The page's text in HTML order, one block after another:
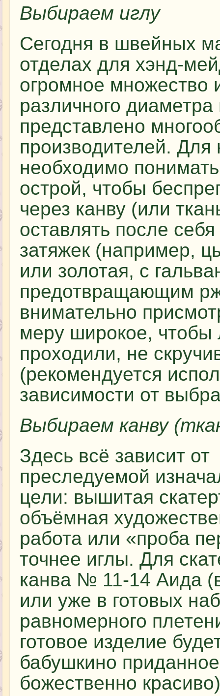
Выбираем иглу
Сегодня в швейных
отделах для хэнд-
огромное множество
различного диаметра
представлено
производителей. Для
необходимо
острой, чтобы
через канву (или
оставлять после
затяжек (например,
или золотая, с
предотвращающим
внимательно
меру широкое, чтобы
проходили, не
(рекомендуется
зависимости от
Выбираем канву
Здесь всё зависит от
преследуемой
цели: вышитая
объёмная
работа или «проба
точнее иглы. Для
канва № 11-14 Аида
или уже в готовых
равномерного
готовое изделие
бабушкино
божественно